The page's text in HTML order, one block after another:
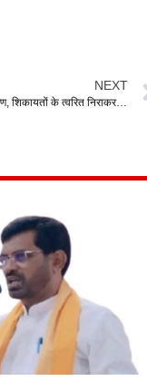
NEXT
डाक बंगला वार्ड में जल आपूर्ति व्यवस्था का निरीक्षण, शिकायतों के त्वरित निराकरण हेतु पहुंचे जल विभाग सभापति अखिलेश सोनकर